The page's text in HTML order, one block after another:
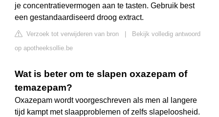
je concentratievermogen aan te tasten. Gebruik best
een gestandaardiseerd droog extract.
Verzoek tot verwijderen van bron
Bekijk volledig antwoord
op apotheeksollie.be
Wat is beter om te slapen oxazepam of
temazepam?
Oxazepam wordt voorgeschreven als men al langere
tijd kampt met slaapproblemen of zelfs slapeloosheid.